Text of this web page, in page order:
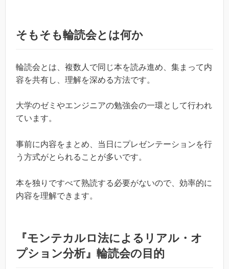
そもそも輪読会とは何か
輪読会とは、複数人で同じ本を読み進め、集まって内
容を共有し、理解を深める方法です。
大学のゼミやエンジニアの勉強会の一環として行われ
ています。
事前に内容をまとめ、当日にプレゼンテーションを行
う方式がとられることが多いです。
本を独りですべて熟読する必要がないので、効率的に
内容を理解できます。
『モンテカルロ法によるリアル・オ
プション分析』輪読会の目的